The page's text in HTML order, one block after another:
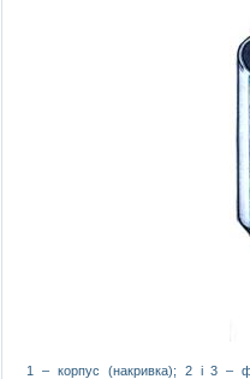
1 – корпус (накривка); 2 і 3 –